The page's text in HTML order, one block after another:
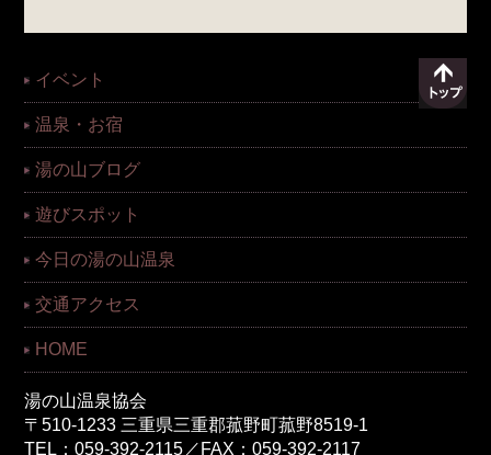
イベント
温泉・お宿
湯の山ブログ
遊びスポット
今日の湯の山温泉
交通アクセス
HOME
湯の山温泉協会
〒510-1233 三重県三重郡菰野町菰野8519-1
TEL：059-392-2115／FAX：059-392-2117